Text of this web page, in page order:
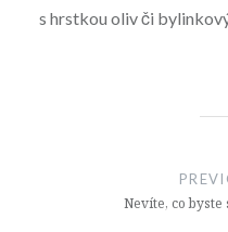
s hrstkou oliv či
příspěvekNevíte, co byste